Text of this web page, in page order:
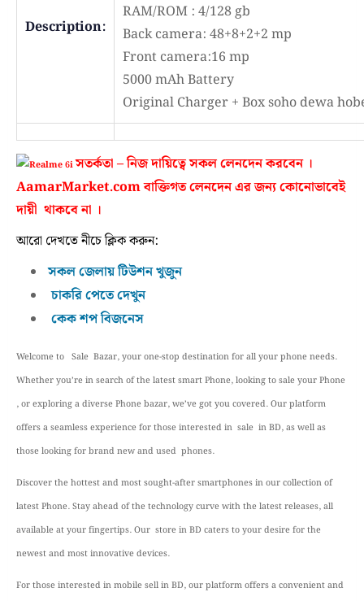
Description:
RAM/ROM : 4/128 gb
Back camera: 48+8+2+2 mp
Front camera:16 mp
5000 mAh Battery
Original Charger + Box soho dewa
সতর্কতা – নিজ দায়িত্বে সকল লেনদেন করবেন ।
AamarMarket.com বাক্তিগত লেনদেন এর জন্য কোনোভাবেই
দায়ী থাকবে না ।
আরো দেখতে নীচে ক্লিক করুন:
সকল জেলায় টিউশন খুজুন
চাকরি পেতে দেখুন
কেক শপ বিজনেস
Welcome to Sale Bazar, your one-stop destination for all your phone needs.
Whether you’re in search of the latest smart Phone, looking to sale your Phone
, or exploring a diverse Phone bazar, we’ve got you covered. Our platform
offers a seamless experience for those interested in sale in BD, as well as
those looking for brand new and used phones.
Discover the hottest and most sought-after smartphones in our collection of
latest Phone. Stay ahead of the technology curve with the latest releases, all
available at your fingertips. Our store in BD caters to your desire for the
newest and most innovative devices.
For those interested in mobile sell in BD, our platform offers a convenient and